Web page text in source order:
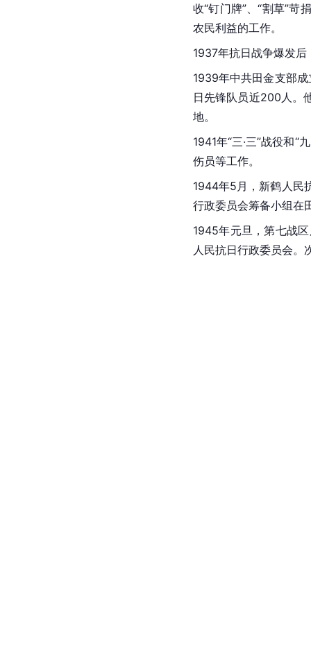
收“钉门牌”、“割草”苛
农民利益的工作。
1937年抗日战争爆发后
1939年中共田金支部
日先锋队员近200人。
地。
1941年“三·三”战役和
伤员等工作。
1944年5月，新鹤人民
行政委员会筹备小组在
1945年元旦，第七战
人民抗日行政委员会。